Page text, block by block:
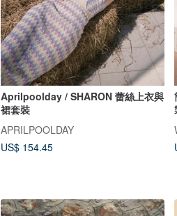
Aprilpoolday / SHARON 蕾絲上衣與
裙套裝
APRILPOOLDAY
US$ 154.45